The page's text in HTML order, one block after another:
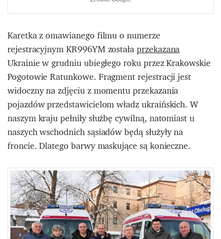
Karetka z omawianego filmu o numerze
rejestracyjnym KR996YM zostałaprzekazana
Ukrainie w grudniu ubiegłego roku przez Krakowskie
Pogotowie Ratunkowe. Fragment rejestracji jest
widoczny na zdjęciu z momentu przekazania
pojazdów przedstawicielom władz ukraińskich. W
naszym kraju pełniły służbę cywilną, natomiast u
naszych wschodnich sąsiadów będą służyły na
froncie. Dlatego barwy maskujące są konieczne.